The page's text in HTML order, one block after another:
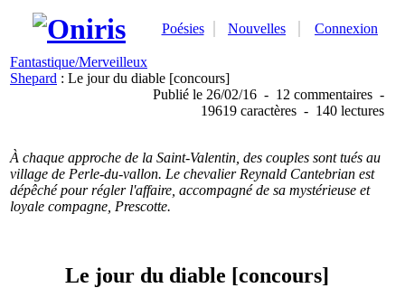
Poésies Nouvelles Connexion
Fantastique/Merveilleux
Shepard : Le jour du diable [concours]
Publié le 26/02/16 - 12 commentaires -
19619 caractères - 140 lectures
À chaque approche de la Saint-Valentin, des couples sont tués au
village de Perle-du-vallon. Le chevalier Reynald Cantebrian est
dépêché pour régler l'affaire, accompagné de sa mystérieuse et
loyale compagne, Prescotte.
Le jour du diable [concours]